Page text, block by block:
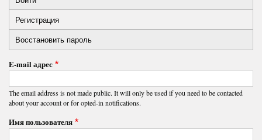
Primary
tabs
Регистрация
вкладка)
Восстановить пароль
E-mail адрес
The email address is not made public. It will only be used if you need to be contacted
about your account or for opted-in notifications.
Имя пользователя